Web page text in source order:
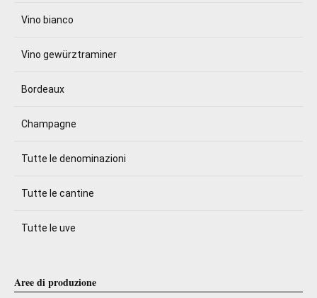
Vino bianco
Vino gewürztraminer
Bordeaux
Champagne
Tutte le denominazioni
Tutte le cantine
Tutte le uve
Aree di produzione